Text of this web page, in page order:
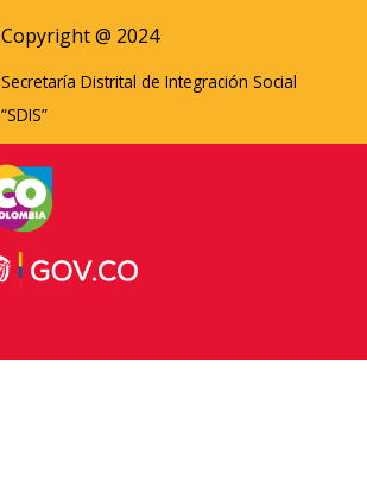
Copyright @ 2024
Secretaría Distrital de Integración Social
“SDIS”